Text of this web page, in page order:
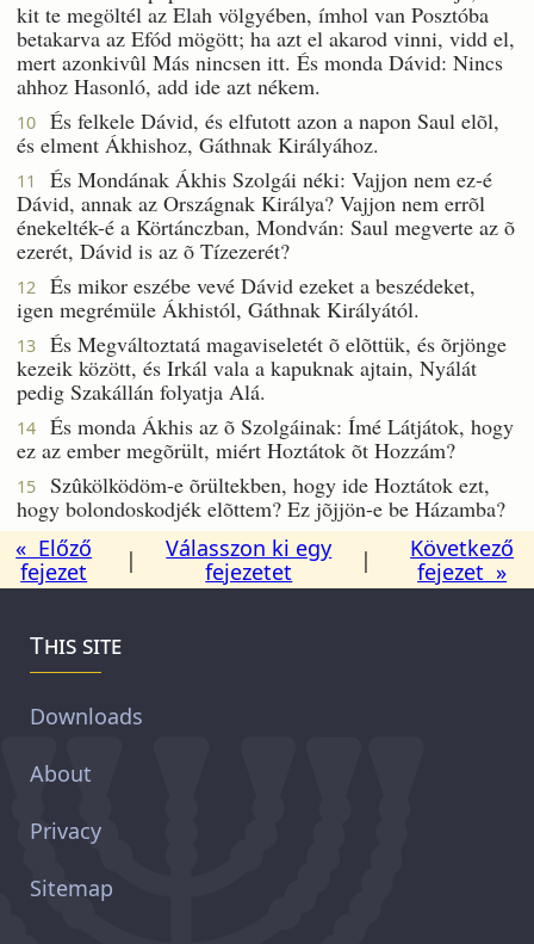
kit te megöltél az Elah völgyében, ímhol van Posztóba
betakarva az Efód mögött; ha azt el akarod vinni, vidd el,
mert azonkivûl Más nincsen itt. És monda Dávid: Nincs
ahhoz Hasonló, add ide azt nékem.
10
És felkele Dávid, és elfutott azon a napon Saul elõl,
és elment Ákhishoz, Gáthnak Királyához.
11
És Mondának Ákhis Szolgái néki: Vajjon nem ez-é
Dávid, annak az Országnak Királya? Vajjon nem errõl
énekelték-é a Körtánczban, Mondván: Saul megverte az õ
ezerét, Dávid is az õ Tízezerét?
12
És mikor eszébe vevé Dávid ezeket a beszédeket,
igen megrémüle Ákhistól, Gáthnak Királyától.
13
És Megváltoztatá magaviseletét õ elõttük, és õrjönge
kezeik között, és Irkál vala a kapuknak ajtain, Nyálát
pedig Szakállán folyatja Alá.
14
És monda Ákhis az õ Szolgáinak: Ímé Látjátok, hogy
ez az ember megõrült, miért Hoztátok õt Hozzám?
15
Szûkölködöm-e õrültekben, hogy ide Hoztátok ezt,
hogy bolondoskodjék elõttem? Ez jõjjön-e be Házamba?
« Előző
fejezet
|
Válasszon ki egy
fejezetet
|
Következő
fejezet »
This site
Downloads
About
Privacy
Sitemap